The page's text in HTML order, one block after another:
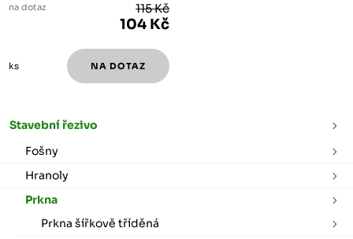
na dotaz 115 Kč
104 Kč
ks
Stavební řezivo
Fošny
Hranoly
Prkna
Prkna šířkově tříděná